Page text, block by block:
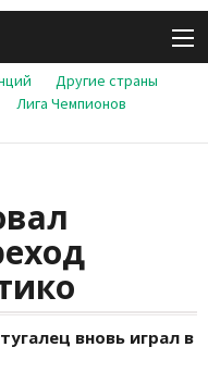
Другие страны
Лига Чемпионов
вновь играл в